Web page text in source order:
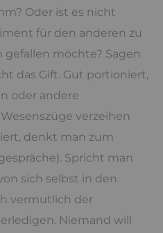
Oder ist es nicht
für den anderen zu
möchte? Sagen
das Gift. Gut portioniert,
oder andere
verzeihen
denkt man zum
Spricht man
sich selbst in den
vermutlich der
Niemand will